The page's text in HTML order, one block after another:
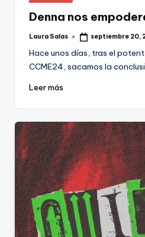
en
Denna nos
Publicado
Laura Salas septiembre 20,
Hace unos días, tras el
CCME24, sacamos la
Leer más